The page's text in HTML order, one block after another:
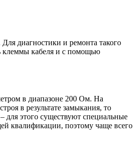
диагностики и ремонта такого
клеммы кабеля и с помощью
в диапазоне 200 Ом. На
в результате замыкания, то
для этого существуют специальные
квалификации, поэтому чаще всего